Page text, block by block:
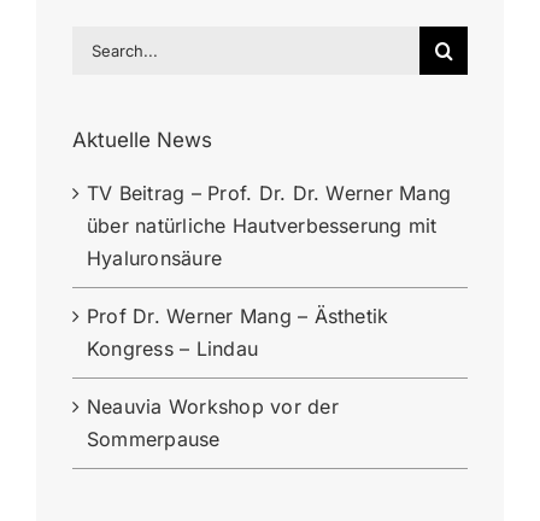
Search
Aktuelle News
TV Beitrag – Prof. Dr. Dr. Werner Mang
über natürliche Hautverbesserung mit
Hyaluronsäure
Prof Dr. Werner Mang – Ästhetik
Kongress – Lindau
Neauvia Workshop vor der
Sommerpause